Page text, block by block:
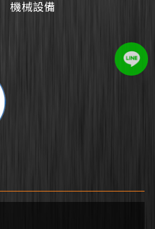
機械設備